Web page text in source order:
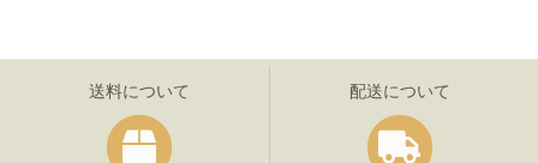
送料について 配送について